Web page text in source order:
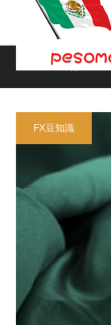
ホームFX豆知識
FX豆知識